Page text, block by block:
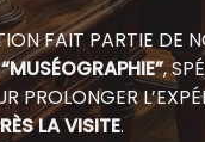
FAIT PARTIE DE
“MUSÉOGRAPHIE”,
PROLONGER
LA VISITE.